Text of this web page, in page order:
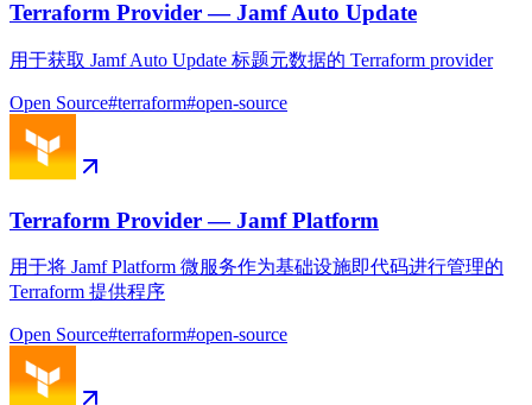
Terraform Provider — Jamf Auto Update
用于获取 Jamf Auto Update 标题元数据的 Terraform provider
Open Source#terraform#open-source
Terraform Provider — Jamf Platform
用于将 Jamf Platform 微服务作为基础设施即代码进行管理的
Terraform 提供程序
Open Source#terraform#open-source